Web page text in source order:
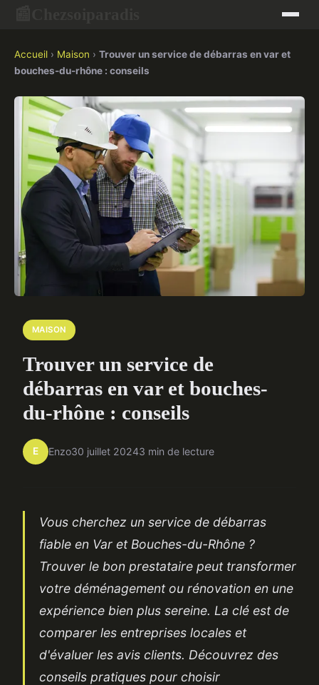
Accueil › Maison › Trouver un service de débarras en var et
bouches-du-rhône : conseils
MAISON
Trouver un service de
débarras en var et bouches-
du-rhône : conseils
E Enzo30 juillet 20243 min de lecture
Vous cherchez un service de débarras
fiable en Var et Bouches-du-Rhône ?
Trouver le bon prestataire peut transformer
votre déménagement ou rénovation en une
expérience bien plus sereine. La clé est de
comparer les entreprises locales et
d'évaluer les avis clients. Découvrez des
conseils pratiques pour choisir